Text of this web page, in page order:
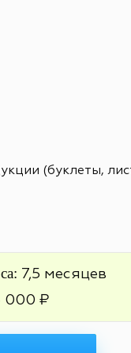
(буклеты,
7,5 месяцев
000 ₽